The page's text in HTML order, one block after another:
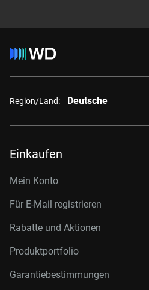
Region/Land: Deutsche
Einkaufen
Mein Konto
Für E-Mail registrieren
Rabatte und Aktionen
Produktportfolio
Garantiebestimmungen